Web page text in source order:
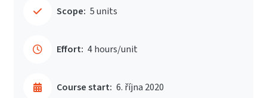
Scope: 5 units
Effort: 4 hours/unit
Course start: 6. října 2020